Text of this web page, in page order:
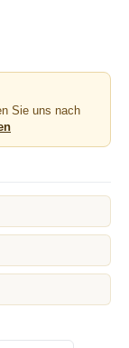
Sie uns nach